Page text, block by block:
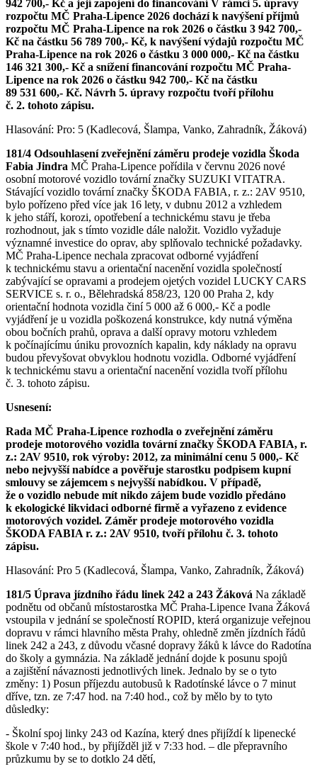
942 700,- Kč a její zapojení do financování V rámci 5. úpravy
rozpočtu MČ Praha-Lipence 2026 dochází k navýšení příjmů
rozpočtu MČ Praha-Lipence na rok 2026 o částku 3 942 700,-
Kč na částku 56 789 700,- Kč, k navýšení výdajů rozpočtu MČ
Praha-Lipence na rok 2026 o částku 3 000 000,- Kč na částku
146 321 300,- Kč a snížení financování rozpočtu MČ Praha-
Lipence na rok 2026 o částku 942 700,- Kč na částku
89 531 600,- Kč. Návrh 5. úpravy rozpočtu tvoří přílohu
č. 2. tohoto zápisu.
Hlasování: Pro: 5 (Kadlecová, Šlampa, Vanko, Zahradník, Žáková)
181/4 Odsouhlasení zveřejnění záměru prodeje vozidla Škoda
Fabia Jindra MČ Praha-Lipence pořídila v červnu 2026 nové
osobní motorové vozidlo tovární značky SUZUKI VITATRA.
Stávající vozidlo tovární značky ŠKODA FABIA, r. z.: 2AV 9510,
bylo pořízeno před více jak 16 lety, v dubnu 2012 a vzhledem
k jeho stáří, korozi, opotřebení a technickému stavu je třeba
rozhodnout, jak s tímto vozidle dále naložit. Vozidlo vyžaduje
významné investice do oprav, aby splňovalo technické požadavky.
MČ Praha-Lipence nechala zpracovat odborné vyjádření
k technickému stavu a orientační nacenění vozidla společností
zabývající se opravami a prodejem ojetých vozidel LUCKY CARS
SERVICE s. r. o., Bělehradská 858/23, 120 00 Praha 2, kdy
orientační hodnota vozidla činí 5 000 až 6 000,- Kč a podle
vyjádření je u vozidla poškozená konstrukce, kdy nutná výměna
obou bočních prahů, oprava a další opravy motoru vzhledem
k počínajícímu úniku provozních kapalin, kdy náklady na opravu
budou převyšovat obvyklou hodnotu vozidla. Odborné vyjádření
k technickému stavu a orientační nacenění vozidla tvoří přílohu
č. 3. tohoto zápisu.
Usnesení:
Rada MČ Praha-Lipence rozhodla o zveřejnění záměru
prodeje motorového vozidla tovární značky ŠKODA FABIA, r.
z.: 2AV 9510, rok výroby: 2012, za minimální cenu 5 000,- Kč
nebo nejvyšší nabídce a pověřuje starostku podpisem kupní
smlouvy se zájemcem s nejvyšší nabídkou. V případě,
že o vozidlo nebude mít nikdo zájem bude vozidlo předáno
k ekologické likvidaci odborné firmě a vyřazeno z evidence
motorových vozidel. Záměr prodeje motorového vozidla
ŠKODA FABIA r. z.: 2AV 9510, tvoří přílohu č. 3. tohoto
zápisu.
Hlasování: Pro 5 (Kadlecová, Šlampa, Vanko, Zahradník, Žáková)
181/5 Úprava jízdního řádu linek 242 a 243 Žáková Na základě
podnětu od občanů místostarostka MČ Praha-Lipence Ivana Žáková
vstoupila v jednání se společností ROPID, která organizuje veřejnou
dopravu v rámci hlavního města Prahy, ohledně změn jízdních řádů
linek 242 a 243, z důvodu včasné dopravy žáků k lávce do Radotína
do školy a gymnázia. Na základě jednání dojde k posunu spojů
a zajištění návaznosti jednotlivých linek. Jednalo by se o tyto
změny: 1) Posun příjezdu autobusů k Radotínské lávce o 7 minut
dříve, tzn. ze 7:47 hod. na 7:40 hod., což by mělo by to tyto
důsledky:
- Školní spoj linky 243 od Kazína, který dnes přijíždí k lipenecké
škole v 7:40 hod., by přijížděl již v 7:33 hod. – dle přepravního
průzkumu by se to dotklo 24 dětí,